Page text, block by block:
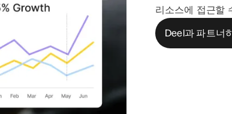
리소스에 접근할
Deel과 파트너